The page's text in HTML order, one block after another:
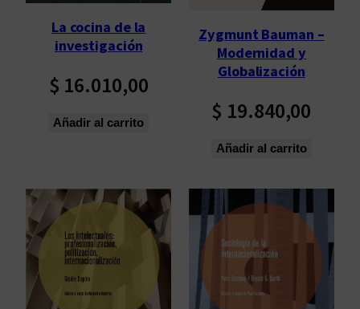
La cocina de la
investigación
$ 16.010,00
Añadir al carrito
Zygmunt Bauman –
Modernidad y
Globalización
$ 19.840,00
Añadir al carrito